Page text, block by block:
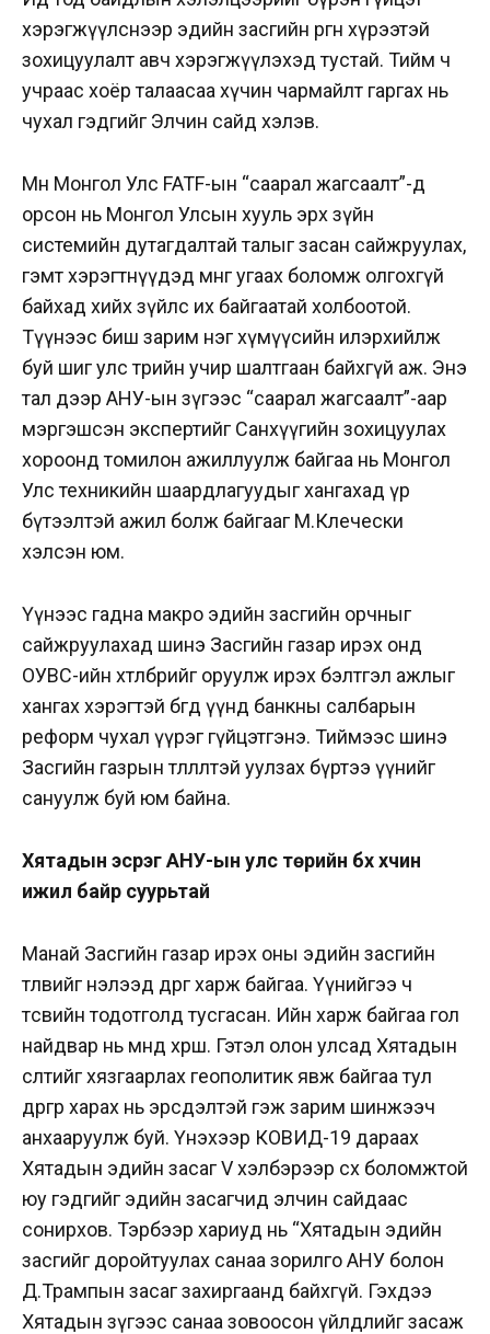
хэрэгжүүлснээр эдийн засгийн өргөн хүрээтэй
зохицуулалт авч хэрэгжүүлэхэд тустай. Тийм ч
учраас хоёр талаасаа хүчин чармайлт гаргах нь
чухал гэдгийг Элчин сайд хэлэв.
Мөн Монгол Улс FATF-ын “саарал жагсаалт”-д
орсон нь Монгол Улсын хууль эрх зүйн
системийн дутагдалтай талыг засан сайжруулах,
гэмт хэрэгтнүүдэд мөнгө угаах боломж олгохгүй
байхад хийх зүйлс их байгаатай холбоотой.
Түүнээс биш зарим нэг хүмүүсийн илэрхийлж
буй шиг улс төрийн учир шалтгаан байхгүй аж. Энэ
тал дээр АНУ-ын зүгээс “саарал жагсаалт”-аар
мэргэшсэн экспертийг Санхүүгийн зохицуулах
хороонд томилон ажиллуулж байгаа нь Монгол
Улс техникийн шаардлагуудыг хангахад үр
бүтээлтэй ажил болж байгааг М.Клечески
хэлсэн юм.
Үүнээс гадна макро эдийн засгийн орчныг
сайжруулахад шинэ Засгийн газар ирэх онд
ОУВС-ийн хөтөлбөрийг оруулж ирэх бэлтгэл ажлыг
хангах хэрэгтэй бөгөөд үүнд банкны салбарын
реформ чухал үүрэг гүйцэтгэнэ. Тиймээс шинэ
Засгийн газрын төлөөлөлтэй уулзах бүртээ үүнийг
сануулж буй юм байна.
Хятадын эсрэг АНУ-ын улс төрийн бүх хүчин
ижил байр суурьтай
Манай Засгийн газар ирэх оны эдийн засгийн
төлвийг нэлээд өөдрөг харж байгаа. Үүнийгээ ч
төсвийн тодотголд тусгасан. Ийн харж байгаа гол
найдвар нь өмнөд хөрш. Гэтэл олон улсад Хятадын
өсөлтийг хязгаарлах геополитик явж байгаа тул
өөдрөгөөр харах нь эрсдэлтэй гэж зарим шинжээч
анхааруулж буй. Үнэхээр КОВИД-19 дараах
Хятадын эдийн засаг V хэлбэрээр өсөх боломжтой
юу гэдгийг эдийн засагчид элчин сайдаас
сонирхов. Тэрбээр хариуд нь “Хятадын эдийн
засгийг доройтуулах санаа зорилго АНУ болон
Д.Трампын засаг захиргаанд байхгүй. Гэхдээ
Хятадын зүгээс санаа зовоосон үйлдлийг засаж